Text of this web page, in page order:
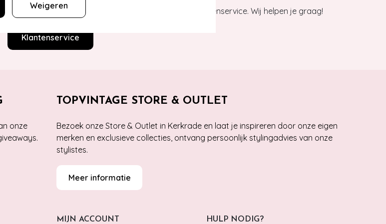
Weigeren
veelgestelde vragen of neem contact op met onze klantenservice. Wij helpen je graag!
Klantenservice
onze
TOPVINTAGE STORE & OUTLET
Bezoek onze Store & Outlet in Kerkrade en laat je inspireren door onze eigen
merken en exclusieve collecties, ontvang persoonlijk stylingadvies van onze
stylistes.
Meer informatie
MIJN ACCOUNT HULP NODIG?